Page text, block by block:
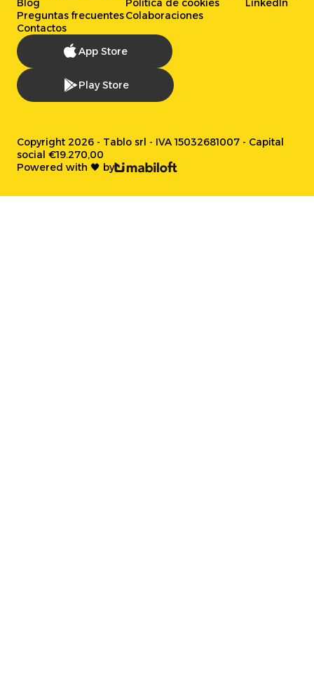
Blog
Preguntas frecuentes
Contactos
Política de cookies
Colaboraciones
LinkedIn
App Store
Play Store
Copyright 2026 - Tablo srl - IVA 15032681007 - Capital
social €19.270,00
Powered with 🖤 by